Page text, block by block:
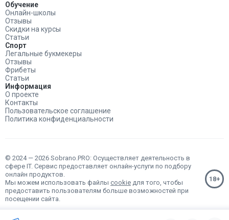
Обучение
Онлайн-школы
Отзывы
Скидки на курсы
Статьи
Спорт
Легальные букмекеры
Отзывы
Фрибеты
Статьи
Информация
О проекте
Контакты
Пользовательское соглашение
Политика конфиденциальности
© 2024 — 2026 Sobrano.PRO: Осуществляет деятельность в
сфере IT. Сервис предоставляет онлайн-услуги по подбору
онлайн продуктов.
Мы можем использовать файлы cookie для того, чтобы
предоставить пользователям больше возможностей при
посещении сайта.